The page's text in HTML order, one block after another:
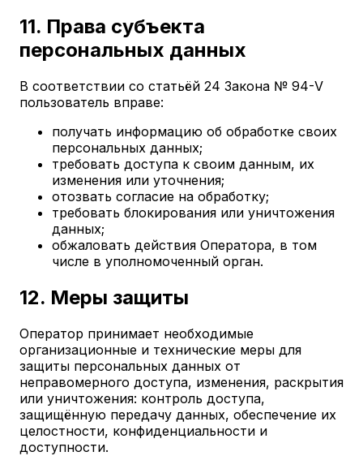
11. Права субъекта
персональных данных
В соответствии со статьёй 24 Закона № 94-V
пользователь вправе:
получать информацию об обработке своих
персональных данных;
требовать доступа к своим данным, их
изменения или уточнения;
отозвать согласие на обработку;
требовать блокирования или уничтожения
данных;
обжаловать действия Оператора, в том
числе в уполномоченный орган.
12. Меры защиты
Оператор принимает необходимые
организационные и технические меры для
защиты персональных данных от
неправомерного доступа, изменения, раскрытия
или уничтожения: контроль доступа,
защищённую передачу данных, обеспечение их
целостности, конфиденциальности и
доступности.